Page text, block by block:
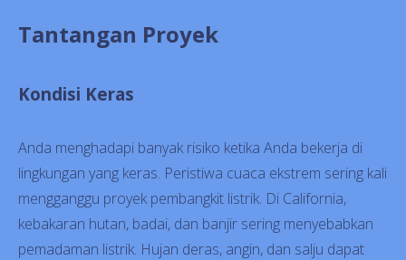
Tantangan Proyek
Kondisi Keras
Anda menghadapi banyak risiko ketika Anda bekerja di
lingkungan yang keras. Peristiwa cuaca ekstrem sering kali
mengganggu proyek pembangkit listrik. Di California,
kebakaran hutan, badai, dan banjir sering menyebabkan
pemadaman listrik. Hujan deras, angin, dan salju dapat